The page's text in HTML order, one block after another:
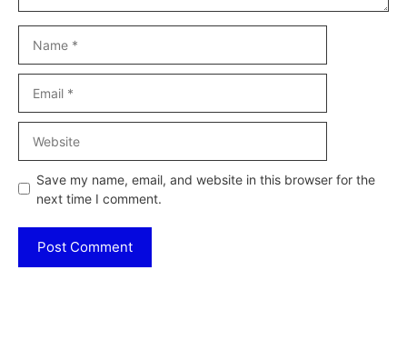
Save my name, email, and website in this browser for the
next time I comment.